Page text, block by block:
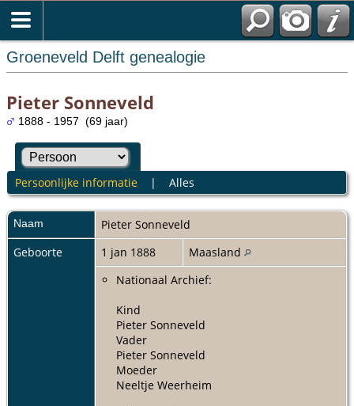
Groeneveld Delft genealogie
Pieter Sonneveld
1888 - 1957 (69 jaar)
Persoonlijke informatie| Alles
Naam Pieter Sonneveld
Geboorte
1 jan 1888
Maasland
Nationaal Archief:
Kind
Pieter Sonneveld
Vader
Pieter Sonneveld
Moeder
Neeltje Weerheim